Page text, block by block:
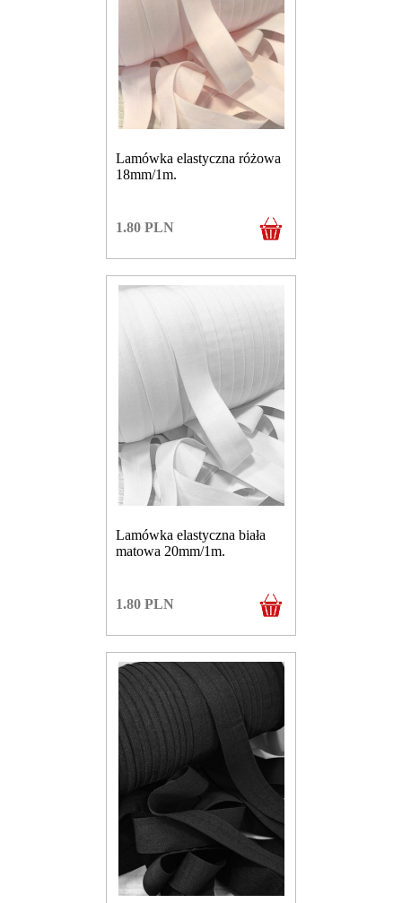
Lamówka elastyczna różowa
18mm/1m.
1.80 PLN
Lamówka elastyczna biała
matowa 20mm/1m.
1.80 PLN